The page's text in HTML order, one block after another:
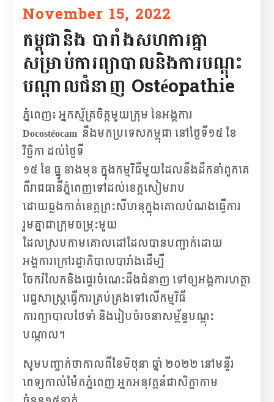
November 15, 2022
កម្ពុជានិង បារាំងសហការគ្នា
សម្រាប់ការព្យាបាលនិងការបណ្តុះ
បណ្តាលជំនាញ Ostéopathie
ភ្នំពេញ៖ អ្នកស្ម័គ្រចិត្តមួយក្រុម នៃអង្គការ
Docostéocam នឹងមកប្រទេសកម្ពុជា នៅថ្ងៃទី១៥ ខែ
វិច្ឆិកា ដល់ថ្ងៃទី
១៥ ខែ ធ្នូ ខាងមុខ ក្នុងកម្មវិធីមួយដែលនឹងដឹកនាំពួកគេ
ពីរាជធានីភ្នំពេញទៅដល់ខេត្តសៀមរាប
ដោយឆ្លងកាត់ខេត្តព្រះសីហនុ​ក្នុងគោលបំណងធ្វើការ
រួមគ្នាជាក្រុមចម្រុះមួយ
ដែលស្របតាមគោលដៅដែលបានបញ្ជាក់ដោយ
អង្គការក្រៅរដ្ឋាភិបាលបារាំងដើម្បី
ចែករំលែកនិងផ្ទេរចំណេះដឹងជំនាញ ទៅឲ្យអង្គការហត្ថា
វេជ្ជសាស្ត្រធ្វើការគ្រប់គ្រងទៅលើកម្មវិធី
ការព្យាបាលថែទាំ និងរៀបចំរចនាសម្ព័ន្ធបណ្តុះ
បណ្តាល។
សូមបញ្ជាក់ថាកាលពីខែមិថុនា ឆ្នាំ ២០២២ នៅមន្ទីរ
ពេទ្យកាល់ម៉ែតភ្នំពេញ អ្នកអនុវត្តន៍ជាសិក្ខាកាម